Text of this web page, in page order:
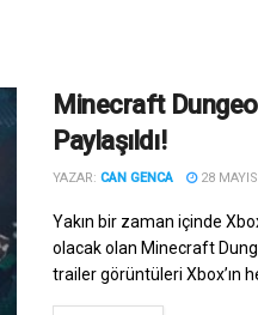
Minecraft
Paylaşıldı!
YAZAR: CAN GENCA 28
Yakın bir zaman içinde
olacak olan Minecraft
trailer görüntüleri Xbox’ın